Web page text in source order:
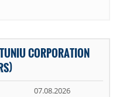
CORPORATION
07.08.2026